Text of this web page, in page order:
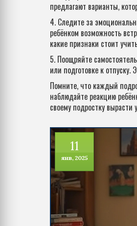
предлагают варианты,
4. Следите за
ребёнком возможность
какие признаки стоит
5. Поощряйте
или подготовке к отпуску.
Помните, что каждый
наблюдайте реакцию
своему подростку
11
янв, 2025